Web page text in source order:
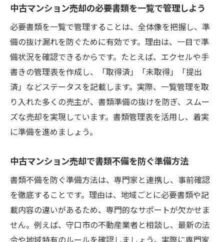
中古マンション売却の必要書類を一覧で管理しよう
必要書類を一覧で管理することは、全体像を把握し、準
備の抜け漏れを防ぐために有効です。理由は、一目で準
備状況を確認できるからです。たとえば、エクセルや手
書きの管理表を作成し、「取得済」「未取得」「提出
済」などステータスを記載します。実際、一覧管理を取
り入れた多くの売主が、書類準備の抜けを防ぎ、スムー
ズな売却を実現しています。書類管理表を活用し、着実
に準備を進めましょう。
中古マンション売却で書類不備を防ぐ準備方法
書類不備を防ぐ準備方法は、専門家と連携し、事前確認
を徹底することです。理由は、地域ごとに必要書類や記
載内容の違いがあるため、専門的なサポートが欠かせま
せん。例えば、守口市の不動産業者と相談し、最新の法
令や地域特有のルールを確認しましょう。実際に専門家